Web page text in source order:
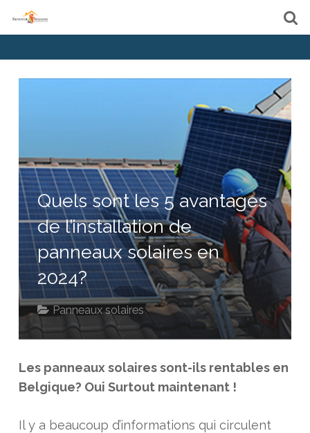
Quels sont les 5 avantages
de l’installation de
panneaux solaires en
2024?
Panneaux solaires
Les panneaux solaires sont-ils rentables en
Belgique? Oui Surtout maintenant !
Il y a beaucoup d’informations qui circulent